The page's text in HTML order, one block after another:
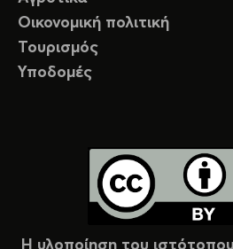
Οικονομική πολιτική
Τουρισμός
Υποδομές
Η υλοποίηση του ιστότοπου